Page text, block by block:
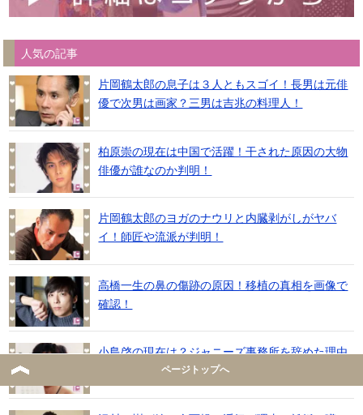
人気の記事
片岡鶴太郎の息子は３人ともスゴイ！長男は元俳
優で次男は画家？三男は吉兆の料理人！
柏原崇の現在は中国で活躍！干された原因の大物
俳優が誰なのか判明！
片岡鶴太郎のヨガのナウリと内臓剥がしがヤバ
イ！師匠や流派が判明！
高橋一生の鼻の傷跡の原因！移植の真相を画像で
確認！
小島啓の現在は？ジャニーズ事務所を辞めた理由
ページトップへ